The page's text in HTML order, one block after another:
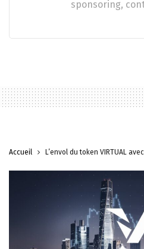
sponsoring,
Accueil L’envol du token VIRTUAL